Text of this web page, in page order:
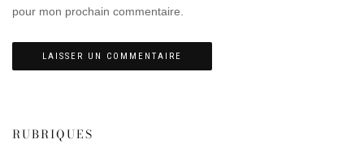
pour mon prochain commentaire.
RUBRIQUES